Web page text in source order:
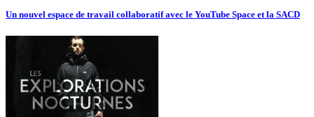
Un nouvel espace de travail collaboratif avec le YouTube Space et la SACD